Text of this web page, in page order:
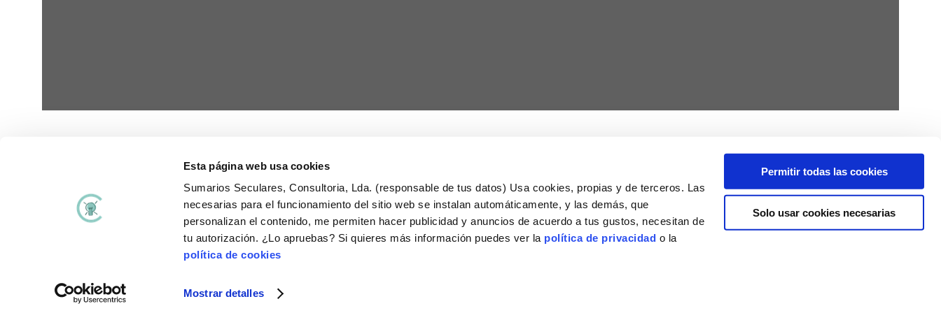
Esta página web usa cookies
Sumarios Seculares, Consultoria, Lda. (responsable de tus datos) Usa cookies, propias y de terceros. Las
necesarias para el funcionamiento del sitio web se instalan automáticamente, y las demás, que
personalizan el contenido, me permiten hacer publicidad y anuncios de acuerdo a tus gustos, necesitan de
tu autorización. ¿Lo apruebas? Si quieres más información puedes ver la política de privacidad o la
política de cookies
Mostrar detalles
Permitir todas las cookies
Solo usar cookies necesarias
Aviso Legal
Términos y condiciones
Política de cookies
Política de privacidad
Política de contrataciones,
ventas y formaciones
Diseñado por